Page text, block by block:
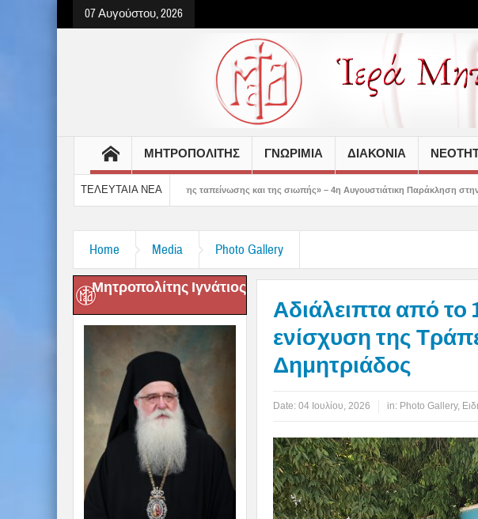
07 Αυγούστου, 2026
ΜΗΤΡΟΠΟΛΙΤΗΣ ΓΝΩΡΙΜΙΑ ΔΙΑΚΟΝΙΑ
ΤΕΛΕΥΤΑΙΑ ΝΕΑ
δείχνει τον δρόμο της ταπείνωσης και της σιωπής» – 4η Αυγουστιάτικη Παράκληση στην Μεταμόρφωση
Home Media Photo Gallery
Μητροπολίτης Ιγνάτιος
Αδιάλειπτα από το
ενίσχυση της
Δημητριάδος
Date: 04 Ιουλίου, 2026 in: Photo Gallery,